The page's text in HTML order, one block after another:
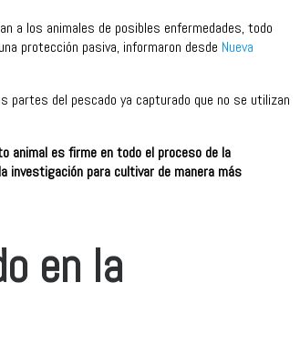
a los animales de posibles enfermedades, todo
protección pasiva, informaron desde Nueva
partes del pescado ya capturado que no se utilizan
animal es firme en todo el proceso de la
investigación para cultivar de manera más
en la